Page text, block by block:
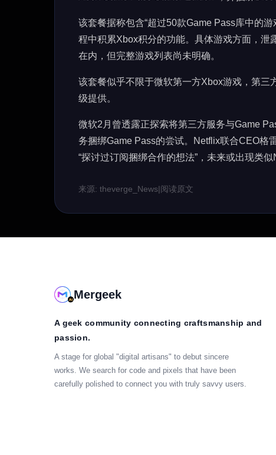
该套餐据称包含“超过50款Game Pass库中的
程中积累Xbox积分的功能。具体游戏方面，泄
在内，但完整游戏列表尚未明确。
该套餐似乎不限于微软第一方Xbox游戏，第
级提供。
微软2月曾透露正探索将第三方服务与Game
务捆绑Game Pass的尝试。Netflix联合CEO格
“探讨过订阅捆绑合作的想法”，未来或出现类
来源: theverge_News|阅读原文
Mergeek
A geek community connecting craftsmanship and
passion.
A stage for global "digital artisans" to debut sincere
works. We search for code and pixels that have been
carefully polished to connect you with truly savvy users.